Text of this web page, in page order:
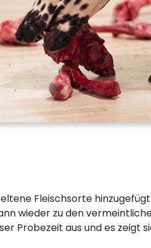
Fleischsorte
wieder zu den
Probezeit aus und es zeigt